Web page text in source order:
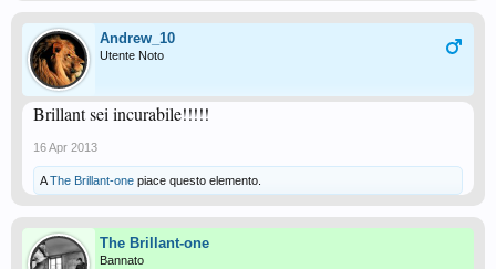
Andrew_10
Utente Noto
Brillant sei incurabile!!!!!
16 Apr 2013
AThe Brillant-one piace questo elemento.
The Brillant-one
Bannato